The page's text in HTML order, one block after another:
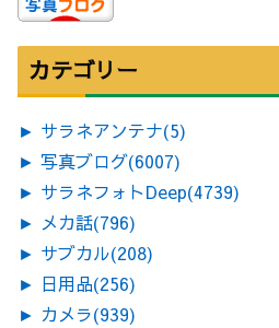
カテゴリー
► サラネアンテナ(5)
► 写真ブログ(6007)
► サラネフォトDeep(4739)
► メカ話(796)
► サブカル(208)
► 日用品(256)
► カメラ(939)